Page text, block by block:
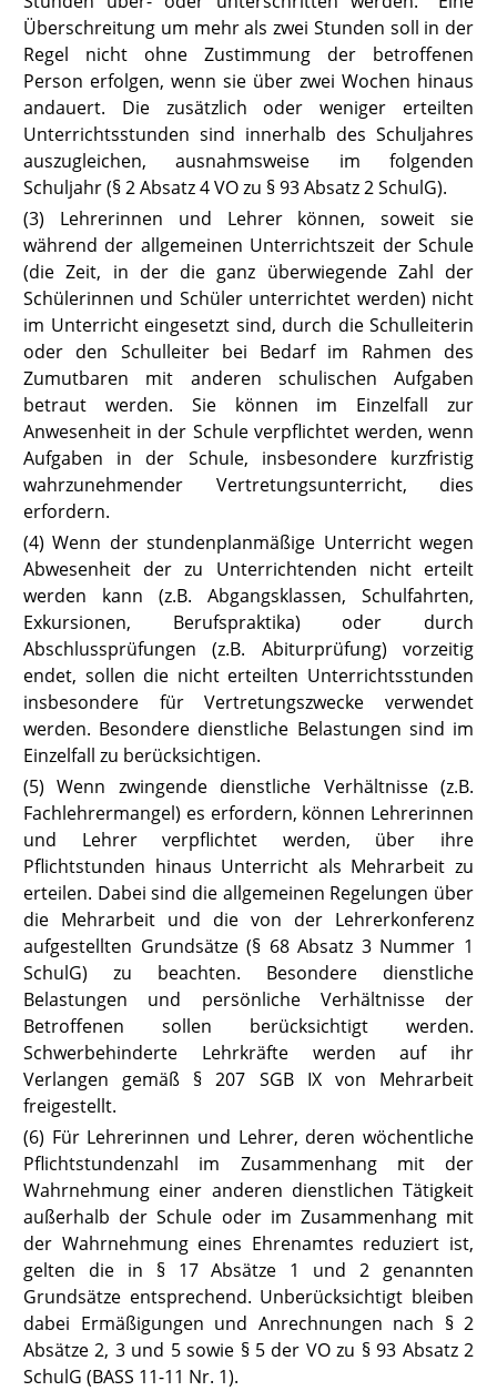
Überschreitung um mehr als zwei Stunden soll in der
Regel nicht ohne Zustimmung der betroffenen
Person erfolgen, wenn sie über zwei Wochen hinaus
andauert. Die zusätzlich oder weniger erteilten
Unterrichtsstunden sind innerhalb des Schuljahres
auszugleichen, ausnahmsweise im folgenden
Schuljahr (§ 2 Absatz 4 VO zu § 93 Absatz 2 SchulG).
(3) Lehrerinnen und Lehrer können, soweit sie
während der allgemeinen Unterrichtszeit der Schule
(die Zeit, in der die ganz überwiegende Zahl der
Schülerinnen und Schüler unterrichtet werden) nicht
im Unterricht eingesetzt sind, durch die Schulleiterin
oder den Schulleiter bei Bedarf im Rahmen des
Zumutbaren mit anderen schulischen Aufgaben
betraut werden. Sie können im Einzelfall zur
Anwesenheit in der Schule verpflichtet werden, wenn
Aufgaben in der Schule, insbesondere kurzfristig
wahrzunehmender Vertretungsunterricht, dies
erfordern.
(4) Wenn der stundenplanmäßige Unterricht wegen
Abwesenheit der zu Unterrichtenden nicht erteilt
werden kann (z.B. Abgangsklassen, Schulfahrten,
Exkursionen, Berufspraktika) oder durch
Abschlussprüfungen (z.B. Abiturprüfung) vorzeitig
endet, sollen die nicht erteilten Unterrichtsstunden
insbesondere für Vertretungszwecke verwendet
werden. Besondere dienstliche Belastungen sind im
Einzelfall zu berücksichtigen.
(5) Wenn zwingende dienstliche Verhältnisse (z.B.
Fachlehrermangel) es erfordern, können Lehrerinnen
und Lehrer verpflichtet werden, über ihre
Pflichtstunden hinaus Unterricht als Mehrarbeit zu
erteilen. Dabei sind die allgemeinen Regelungen über
die Mehrarbeit und die von der Lehrerkonferenz
aufgestellten Grundsätze(§ 68 Absatz 3 Nummer 1
SchulG) zu beachten. Besondere dienstliche
Belastungen und persönliche Verhältnisse der
Betroffenen sollen berücksichtigt werden.
Schwerbehinderte Lehrkräfte werden auf ihr
Verlangen gemäß § 207 SGB IXvon Mehrarbeit
freigestellt.
(6) Für Lehrerinnen und Lehrer, deren wöchentliche
Pflichtstundenzahl im Zusammenhang mit der
Wahrnehmung einer anderen dienstlichen Tätigkeit
außerhalb der Schule oder im Zusammenhang mit
der Wahrnehmung eines Ehrenamtes reduziert ist,
gelten die in § 17Absätze 1 und 2 genannten
Grundsätze entsprechend. Unberücksichtigt bleiben
dabei Ermäßigungen und Anrechnungen nach § 2
Absätze 2, 3 und 5 sowie § 5 der VO zu § 93 Absatz 2
SchulG (BASS 11-11 Nr. 1).